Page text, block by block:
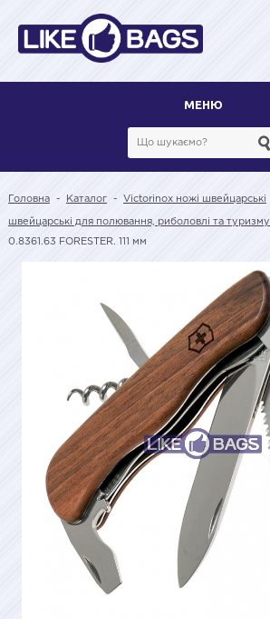
МЕНЮ
Головна - Каталог - Victorinox ножі швейцарські
швейцарські для полювання, риболовлі та туризму
0.8361.63 FORESTER. 111 мм